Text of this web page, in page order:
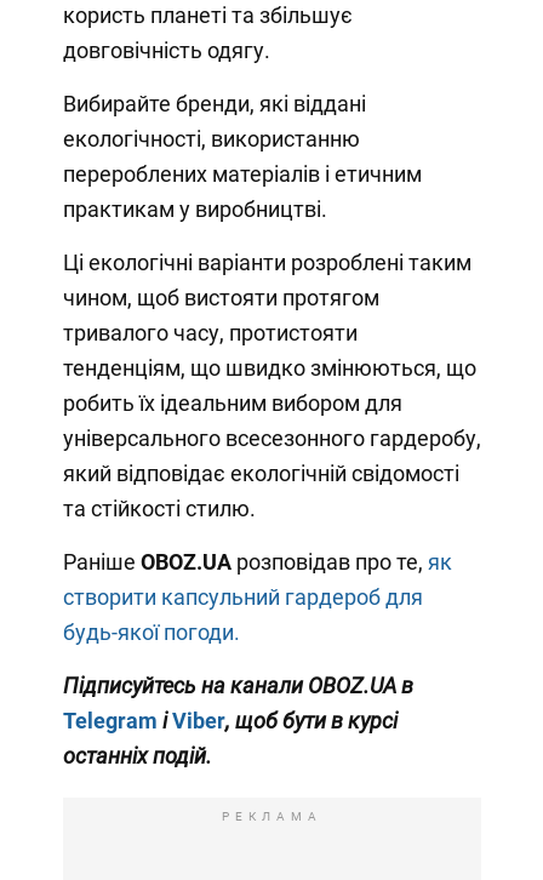
користь планеті та збільшує
довговічність одягу.
Вибирайте бренди, які віддані
екологічності, використанню
перероблених матеріалів і етичним
практикам у виробництві.
Ці екологічні варіанти розроблені таким
чином, щоб вистояти протягом
тривалого часу, протистояти
тенденціям, що швидко змінюються, що
робить їх ідеальним вибором для
універсального всесезонного гардеробу,
який відповідає екологічній свідомості
та стійкості стилю.
Раніше OBOZ.UA розповідав про те, як
створити капсульний гардероб для
будь-якої погоди.
Підписуйтесь на канали OBOZ.UA в
Telegram іViber, щоб бути в курсі
останніх подій.
РЕКЛАМА